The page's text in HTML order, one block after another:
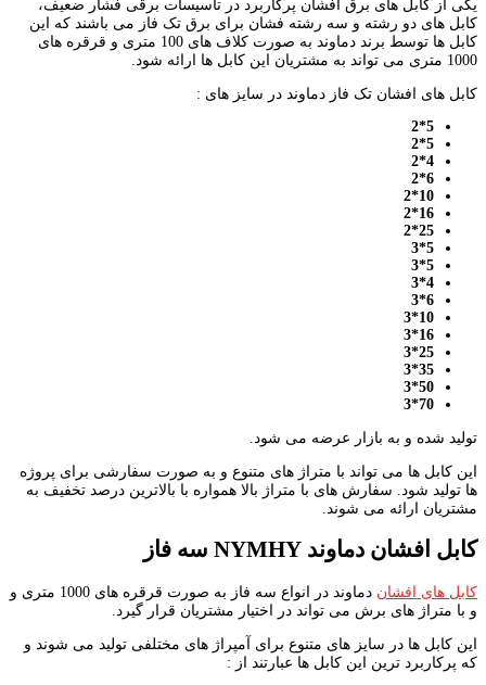
یکی از کابل های برق افشان پرکاربرد در تاسیسات برقی فشار ضعیف،
کابل های دو رشته و سه رشته فشان برای برق تک فاز می باشند که این
کابل ها توسط برند دماوند به صورت کلاف های 100 متری و قرقره های
1000 متری می تواند به مشتریان این کابل ها ارائه شود.
کابل های افشان تک فاز دماوند در سایز های :
5*2
5*2
4*2
6*2
10*2
16*2
25*2
5*3
5*3
4*3
6*3
10*3
16*3
25*3
35*3
50*3
70*3
تولید شده و به بازار عرضه می شود.
این کابل ها می تواند با متراژ های متنوع و به صورت سفارشی برای پروژه
ها تولید شود. سفارش های با متراژ بالا همواره با بالاترین درصد تخفیف به
مشتریان ارائه می شوند.
کابل افشان دماوند NYMHY سه فاز
کابل های افشان
دماوند در انواع سه فاز به صورت قرقره های 1000 متری و
و با متراژ های برش می تواند در اختیار مشتریان قرار گیرد.
این کابل ها در سایز های متنوع برای آمپراژ های مختلفی تولید می شوند و
که پرکاربرد ترین این کابل ها عبارتند از :